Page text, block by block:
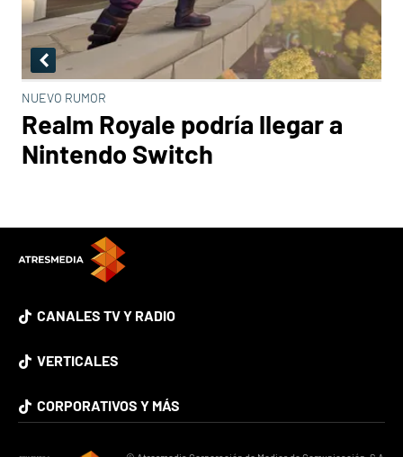
NUEVO RUMOR
Realm Royale podría llegar a
Nintendo Switch
CANALES TV Y RADIO
VERTICALES
CORPORATIVOS Y MÁS